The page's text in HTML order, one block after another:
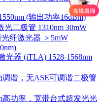
(输出功率16dBm)
二极管 1310nm 30mW
纤激光器 ＞5mW
光器 (iTLA) 1528-1568nm
谐，无ASE可调谐二极管
高功率，宽带台式超发光光